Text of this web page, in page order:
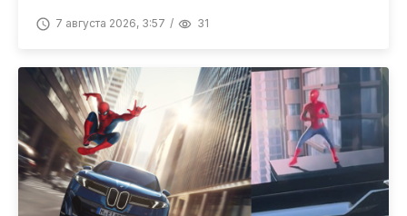
7 августа 2026, 3:57 31